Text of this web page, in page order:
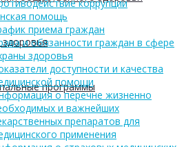
программы
коррупции
помощь
приема граждан
и обязанности граждан в сфере
здоровья
доступности и качества
помощи
о перечне жизненно
и важнейших
препаратов для
применения